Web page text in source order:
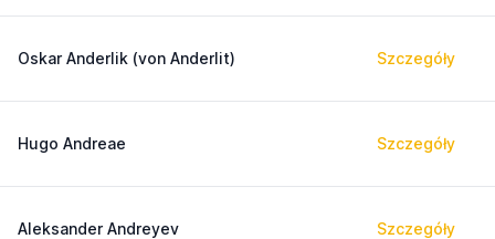
Oskar Anderlik (von Anderlit) Szczegóły
Hugo Andreae Szczegóły
Aleksander Andreyev Szczegóły